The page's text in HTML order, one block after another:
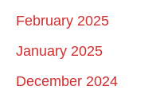
February 2025
January 2025
December 2024